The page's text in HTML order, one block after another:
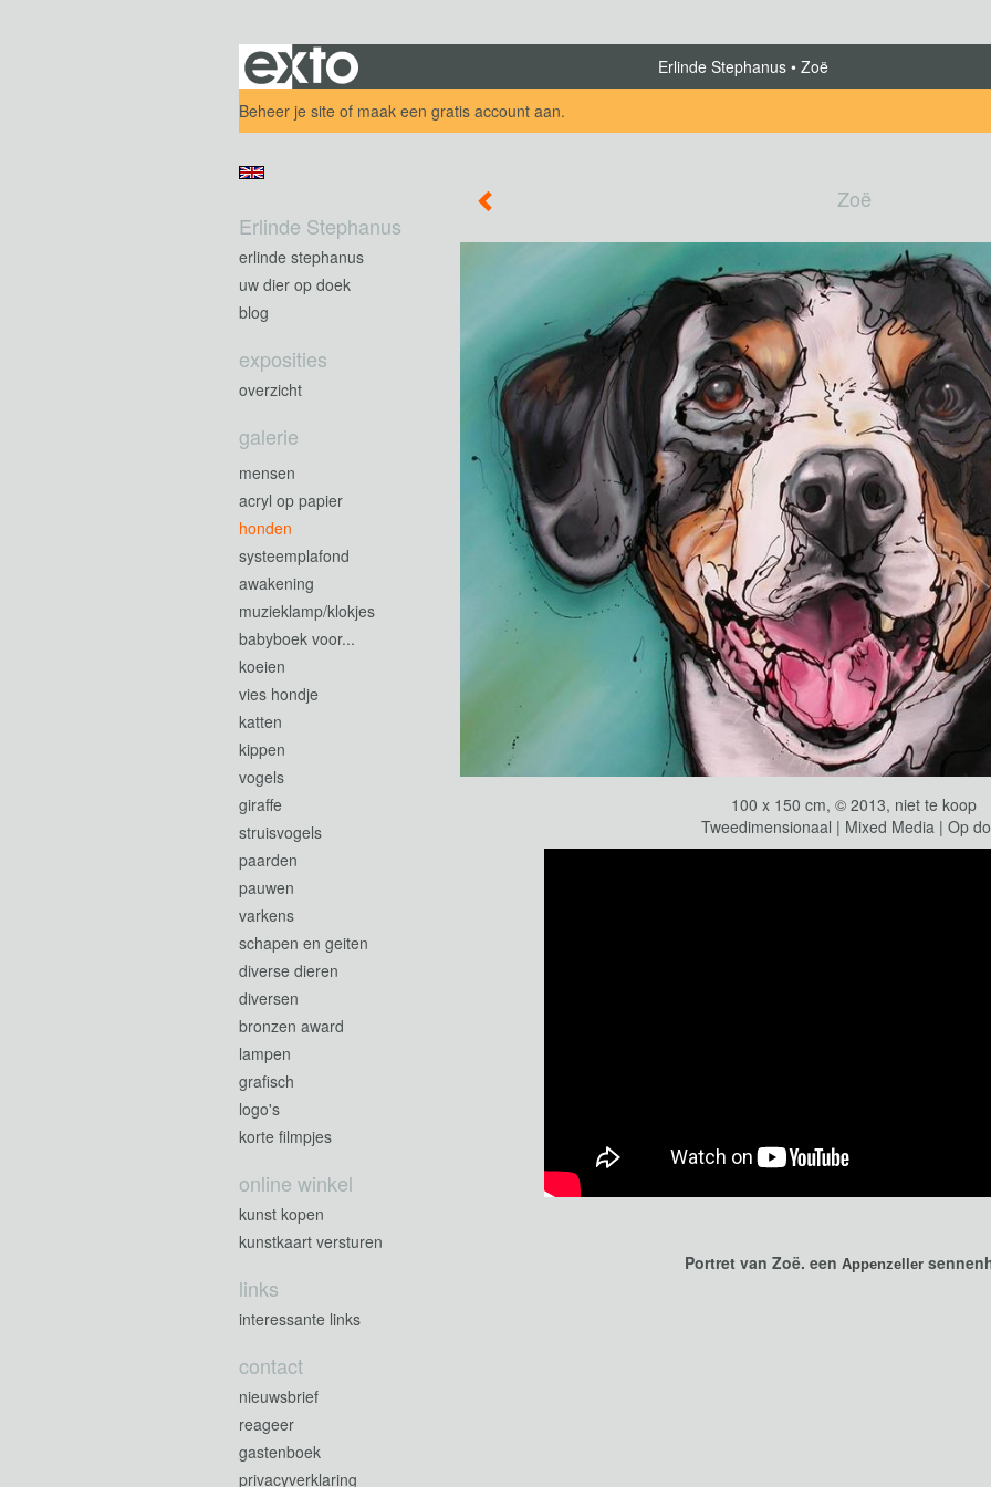
Erlinde Stephanus
Zoë
Beheer je site of maak een gratis account aan.
Zoë
100 x 150 cm, © 2013, niet te koop
Tweedimensionaal | Mixed Media | Op
Portret van Zoë. een Appenzeller
Erlinde Stephanus
erlinde stephanus
uw dier op doek
blog
exposities
overzicht
galerie
mensen
acryl op papier
honden
systeemplafond
awakening
muzieklamp/klokjes
babyboek voor...
koeien
vies hondje
katten
kippen
vogels
giraffe
struisvogels
paarden
pauwen
varkens
schapen en geiten
diverse dieren
diversen
bronzen award
lampen
grafisch
logo's
korte filmpjes
online winkel
kunst kopen
kunstkaart versturen
links
interessante links
contact
nieuwsbrief
reageer
gastenboek
privacyverklaring